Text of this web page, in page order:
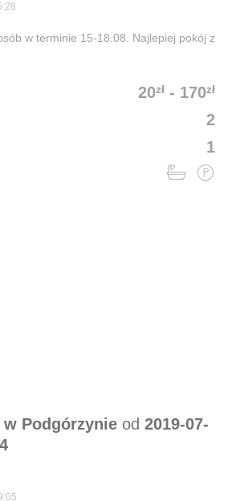
w terminie 15-18.08. Najlepiej pokój z
20zł - 170zł
2
1
w Podgórzynie od 2019-07-